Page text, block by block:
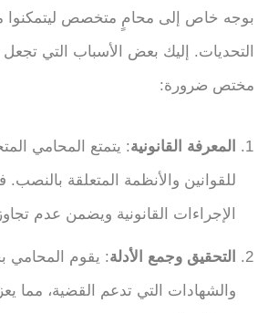
بوجه خاص إلى محامٍ متخصص ليتمكنوا
التحديات. إليك بعض الأسباب التي
مختص ضرورة:
المعرفة القانونية: يتمتع المحامي
للقوانين والأنظمة المتعلقة
الإجراءات القانونية ويضمن عدم
التحقيق وجمع الأدلة: يقوم المحامي
والشهادات التي تدعم القضية، مما